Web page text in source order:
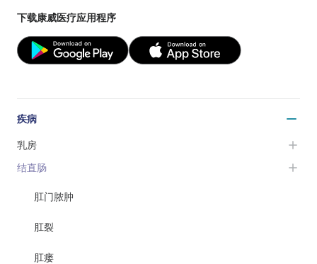
下载康威医疗应用程序
疾病
乳房
结直肠
肛门脓肿
肛裂
肛瘘